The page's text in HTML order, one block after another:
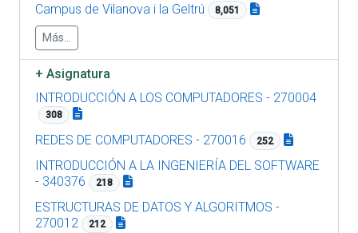
Campus de Vilanova i la Geltrú 8,051
Más...
+Asignatura
INTRODUCCIÓN A LOS COMPUTADORES - 270004
308
REDES DE COMPUTADORES - 270016 252
INTRODUCCIÓN A LA INGENIERÍA DEL SOFTWARE
- 340376
218
ESTRUCTURAS DE DATOS Y ALGORITMOS -
270012
212